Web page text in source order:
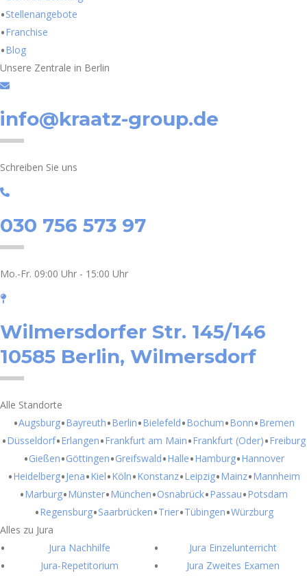
Stellenangebote
Franchise
Blog
Unsere Zentrale in Berlin
info@kraatz-group.de
Schreiben Sie uns
030 756 573 97
Mo.-Fr. 09:00 Uhr - 15:00 Uhr
Wilmersdorfer Str. 145/146
10585 Berlin, Wilmersdorf
Alle Standorte
Augsburg Bayreuth Berlin Bielefeld Bochum Bonn Bremen
Düsseldorf Erlangen Frankfurt am Main Frankfurt (Oder) Freiburg
Gießen Göttingen Greifswald Halle Hamburg Hannover
Heidelberg Jena Kiel Köln Konstanz Leipzig Mainz Mannheim
Marburg Münster München Osnabrück Passau Potsdam
Regensburg Saarbrücken Trier Tübingen Würzburg
Alles zu Jura
Jura Nachhilfe
Jura Einzelunterricht
Jura-Repetitorium
Jura Zweites Examen